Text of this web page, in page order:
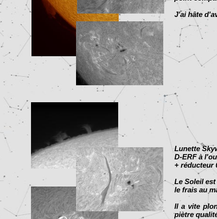
J'ai hâte
Lunette
D-ERF à
+ réducteur
Le Soleil
le frais au
Il a vite
piètre